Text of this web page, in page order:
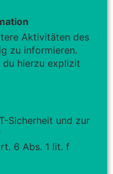
Aktivitäten des
zu informieren.
du hierzu explizit
Sicherheit und zur
6 Abs. 1 lit. f